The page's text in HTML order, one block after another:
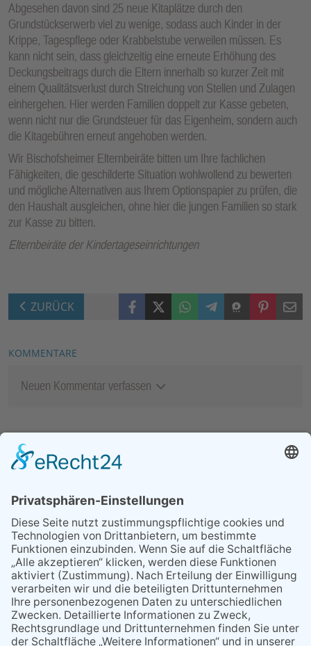
Abgesehen davon sind 25 neue Kitaplätze durch den
Grundstückserwerb viel zu wenige, sodass auch Kinder in der
Krippe, Tagespflege oder Krabbelstube verweilen müssen. Es
kann nicht sein, dass gleichzeitig eine erneute Erhöhung des
Deckungsbeitrags durch die Eltern innerhalb so kurzer Zeit mit
einem Qualitätsverlust durch Streichung von Stellen und Zulagen
einhergehen. Hier werden Familien doppelt zur Kasse gebeten,
wenn nicht nur die Grundsteuer für das Eigenheim, sondern auch
die Kitagebühren erneut angehoben werden.
Wir Bischofsheimer Elternbeiräte bitten um Ihre fachlichen
Fähigkeiten, die geschilderte Situation wohlwollend zu bewerten
und mögliche Alternativen aus Ihrem Optionspapier zu prüfen, die
den Haushalt ausgleichen, ohne hier die jungen Familien so stark
zur Kasse zu bitten.
Elternbeiräte der Kindertageseinrichtungen
ZURÜCK FacebookX (Twitter)WhatsAppTelegramThreemaPinterestMail
KOMMENTARE
Neuen Kommentar verfassen
29.05.2026
25.06.2026
Heimat Shoppen 2026:
Anmeldung für Unternehmen
ab sofort möglich
26.06.2026
Petrus meinte es gut mit dem
Lindenblütenfest
09.04.2026
Rückblick auf ein
erfolgreiches Jahr
30.04.2026
Teilrückstufungsantrag für
ASP-Gebiet in Hessen